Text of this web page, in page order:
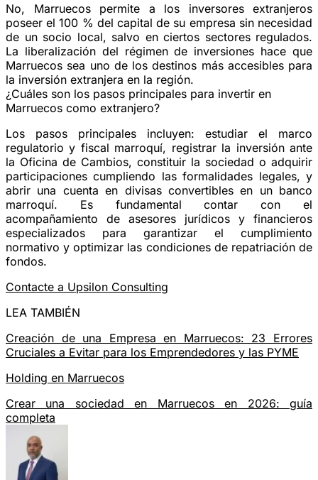
No, Marruecos permite a los inversores extranjeros
poseer el 100 % del capital de su empresa sin necesidad
de un socio local, salvo en ciertos sectores regulados.
La liberalización del régimen de inversiones hace que
Marruecos sea uno de los destinos más accesibles para
la inversión extranjera en la región.
¿Cuáles son los pasos principales para invertir en
Marruecos como extranjero?
Los pasos principales incluyen: estudiar el marco
regulatorio y fiscal marroquí, registrar la inversión ante
la Oficina de Cambios, constituir la sociedad o adquirir
participaciones cumpliendo las formalidades legales, y
abrir una cuenta en divisas convertibles en un banco
marroquí. Es fundamental contar con el
acompañamiento de asesores jurídicos y financieros
especializados para garantizar el cumplimiento
normativo y optimizar las condiciones de repatriación de
fondos.
Contacte a Upsilon Consulting
LEA TAMBIÉN
Creación de una Empresa en Marruecos: 23 Errores
Cruciales a Evitar para los Emprendedores y las PYME
Holding en Marruecos
Crear una sociedad en Marruecos en 2026: guía
completa